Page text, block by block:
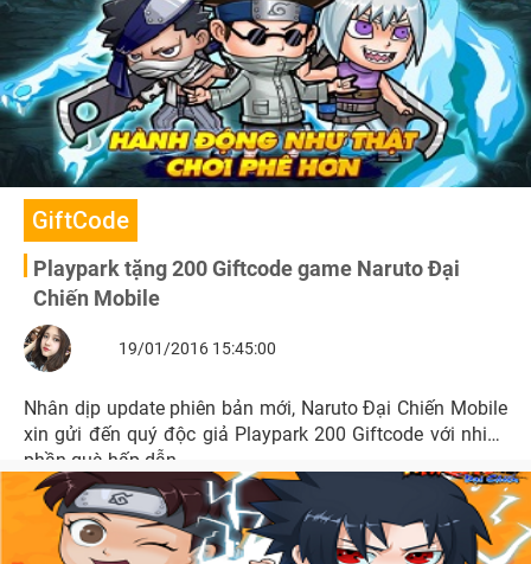
GiftCode
Playpark tặng 200 Giftcode game Naruto Đại
Chiến Mobile
19/01/2016 15:45:00
Nhân dịp update phiên bản mới, Naruto Đại Chiến Mobile
xin gửi đến quý độc giả Playpark 200 Giftcode với nhiều
phần quà hấp dẫn.